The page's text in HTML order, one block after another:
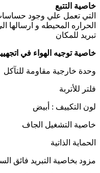
خاصية التتبع
التي تعمل علي وجود
الحراره المحيطه و
تبريد للمكان
خاصية توجيه الهواء في
وحدة خارجية مقاومة للتآكل
فلتر للأتربة
لون التكييف : أبيض
خاصية التشغيل الجاف
الحماية الذاتية
مزود بخاصية التبريد فائق